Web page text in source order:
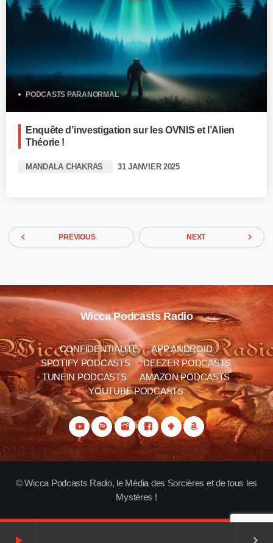
PODCASTS PARANORMAL
Enquête d’investigation sur les OVNIS et l’Alien
Théorie !
MANDALA CHAKRAS 31 JANVIER 2025
navigate_before PREVIOUS NEXT navigate_next
Wicca Podcasts Radio
CONFIDENTIALITÉ
APP ANDROID
SPOTIFY PODCASTS
DEEZER PODCASTS
TUNEIN PODCASTS
AMAZON PODCASTS
YOUTUBE PODCASTS
© Wicca Podcasts Radio, le Média des Sorcières et de tous les
Mystères !